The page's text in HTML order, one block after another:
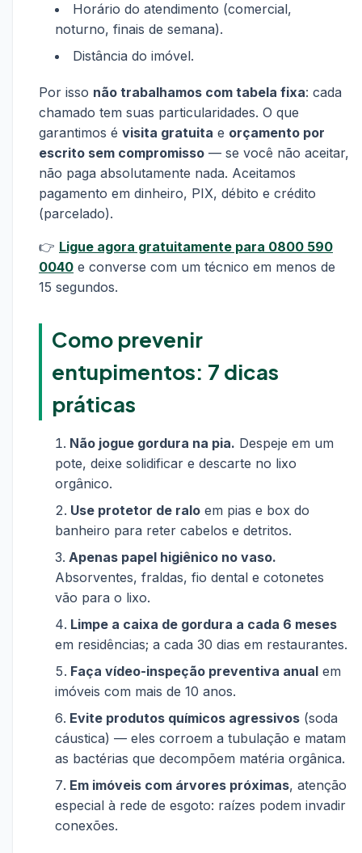
Horário do atendimento (comercial,
noturno, finais de semana).
Distância do imóvel.
Por isso não trabalhamos com tabela fixa: cada
chamado tem suas particularidades. O que
garantimos é visita gratuita e orçamento por
escrito sem compromisso — se você não aceitar,
não paga absolutamente nada. Aceitamos
pagamento em dinheiro, PIX, débito e crédito
(parcelado).
👉 Ligue agora gratuitamente para 0800 590
0040 e converse com um técnico em menos de
15 segundos.
Como prevenir
entupimentos: 7 dicas
práticas
Não jogue gordura na pia. Despeje em um
pote, deixe solidificar e descarte no lixo
orgânico.
Use protetor de ralo em pias e box do
banheiro para reter cabelos e detritos.
Apenas papel higiênico no vaso.
Absorventes, fraldas, fio dental e cotonetes
vão para o lixo.
Limpe a caixa de gordura a cada 6 meses
em residências; a cada 30 dias em restaurantes.
Faça vídeo-inspeção preventiva anual em
imóveis com mais de 10 anos.
Evite produtos químicos agressivos (soda
cáustica) — eles corroem a tubulação e matam
as bactérias que decompõem matéria orgânica.
Em imóveis com árvores próximas, atenção
especial à rede de esgoto: raízes podem invadir
conexões.